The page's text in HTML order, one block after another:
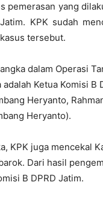
pemerasan yang
KPK sudah
tersebut.
dalam Operasi
Ketua Komisi B
Heryanto,
Heryanto).
KPK juga mencekal
Dari hasil
B DPRD Jatim.